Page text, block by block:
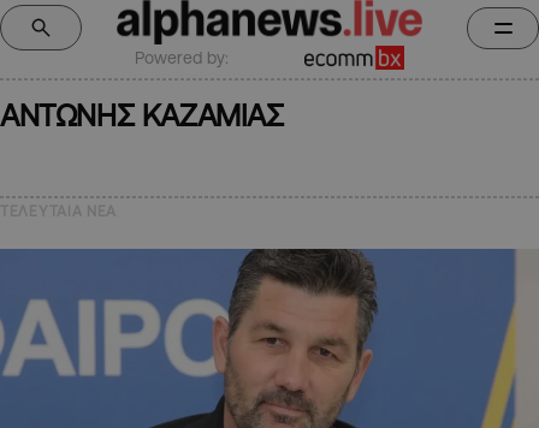
Powered by:
ΑΝΤΩΝΗΣ ΚΑΖΑΜΙΑΣ